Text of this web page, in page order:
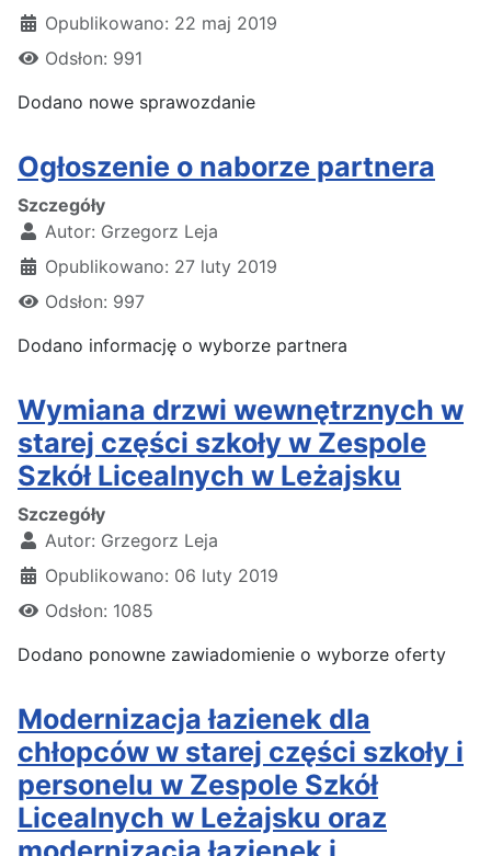
Opublikowano: 22 maj 2019
Odsłon: 991
Dodano nowe sprawozdanie
Ogłoszenie o naborze partnera
Szczegóły
Autor: Grzegorz Leja
Opublikowano: 27 luty 2019
Odsłon: 997
Dodano informację o wyborze partnera
Wymiana drzwi wewnętrznych w
starej części szkoły w Zespole
Szkół Licealnych w Leżajsku
Szczegóły
Autor: Grzegorz Leja
Opublikowano: 06 luty 2019
Odsłon: 1085
Dodano ponowne zawiadomienie o wyborze oferty
Modernizacja łazienek dla
chłopców w starej części szkoły i
personelu w Zespole Szkół
Licealnych w Leżajsku oraz